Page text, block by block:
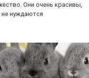
Они очень красивы,
нуждаются